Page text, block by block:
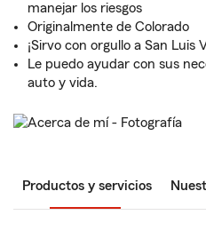
manejar los riesgos
Originalmente de Colorado
¡Sirvo con orgullo a San Luis
Le puedo ayudar con sus
auto y vida.
Productos y servicios